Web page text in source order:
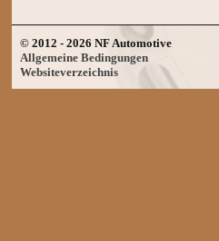
© 2012 - 2026 NF Automotive
Allgemeine Bedingungen
Websiteverzeichnis